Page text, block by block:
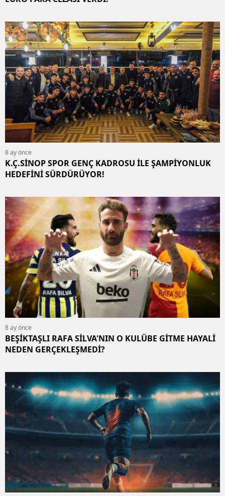
8 ay önce
K.Ç.SİNOP SPOR GENÇ KADROSU İLE ŞAMPİYONLUK
HEDEFİNİ SÜRDÜRÜYOR!
8 ay önce
BEŞİKTAŞLI RAFA SİLVA'NIN O KULÜBE GİTME HAYALİ
NEDEN GERÇEKLEŞMEDİ?